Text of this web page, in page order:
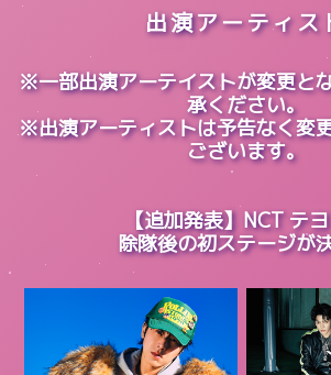
出演アーティス
※一部出演アーテイストが変更と
承ください。
※出演アーティストは予告なく変
ございます。
【追加発表】NCT テヨ
除隊後の初ステージが